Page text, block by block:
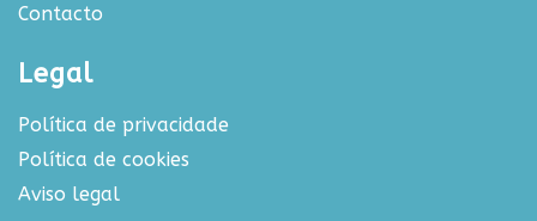
Contacto
Legal
Política de privacidade
Política de cookies
Aviso legal